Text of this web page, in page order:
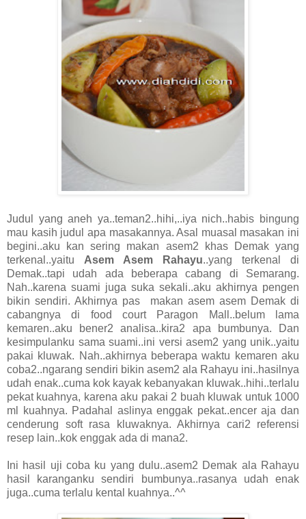
Judul yang aneh ya..teman2..hihi,..iya nich..habis bingung
mau kasih judul apa masakannya. Asal muasal masakan ini
begini..aku kan sering makan asem2 khas Demak yang
terkenal..yaitu Asem Asem Rahayu..yang terkenal di
Demak..tapi udah ada beberapa cabang di Semarang.
Nah..karena suami juga suka sekali..aku akhirnya pengen
bikin sendiri. Akhirnya pas makan asem asem Demak di
cabangnya di food court Paragon Mall..belum lama
kemaren..aku bener2 analisa..kira2 apa bumbunya. Dan
kesimpulanku sama suami..ini versi asem2 yang unik..yaitu
pakai kluwak. Nah..akhirnya beberapa waktu kemaren aku
coba2..ngarang sendiri bikin asem2 ala Rahayu ini..hasilnya
udah enak..cuma kok kayak kebanyakan kluwak..hihi..terlalu
pekat kuahnya, karena aku pakai 2 buah kluwak untuk 1000
ml kuahnya. Padahal aslinya enggak pekat..encer aja dan
cenderung soft rasa kluwaknya. Akhirnya cari2 referensi
resep lain..kok enggak ada di mana2.
Ini hasil uji coba ku yang dulu..asem2 Demak ala Rahayu
hasil karanganku sendiri bumbunya..rasanya udah enak
juga..cuma terlalu kental kuahnya..^^